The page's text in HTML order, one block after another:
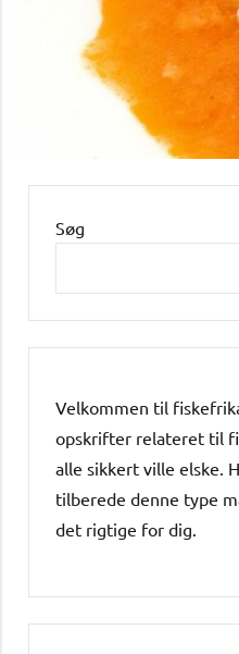
Søg
Velkommen til
opskrifter relateret til
alle sikkert ville elske.
tilberede denne type
det rigtige for dig.